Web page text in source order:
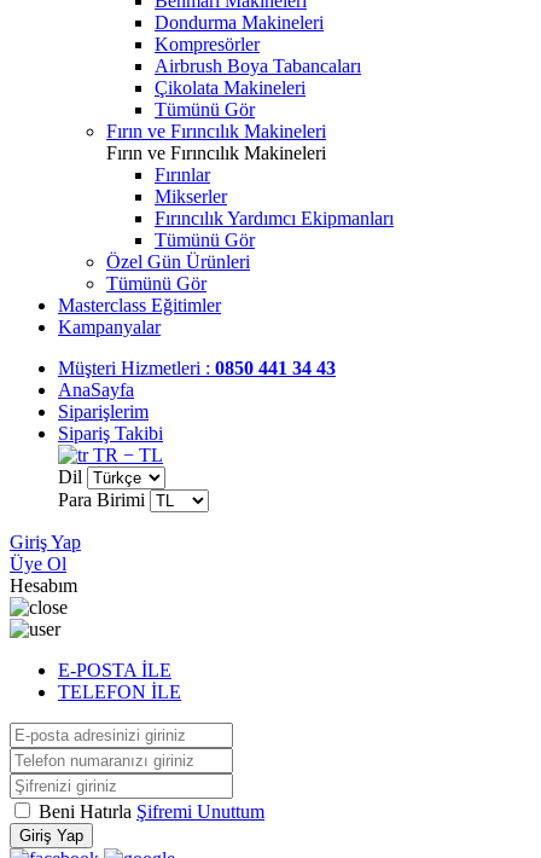
Dondurma Makineleri
Kompresörler
Airbrush Boya Tabancaları
Çikolata Makineleri
Tümünü Gör
Fırın ve Fırıncılık Makineleri
Fırın ve Fırıncılık Makineleri
Fırınlar
Mikserler
Fırıncılık Yardımcı Ekipmanları
Tümünü Gör
Özel Gün Ürünleri
Tümünü Gör
Masterclass Eğitimler
Kampanyalar
Müşteri Hizmetleri : 0850 441 34 43
AnaSayfa
Siparişlerim
Sipariş Takibi
TR − TL
Dil
Para Birimi
Giriş Yap
Üye Ol
Hesabım
E-POSTA İLE
TELEFON İLE
Beni Hatırla Şifremi Unuttum
Giriş Yap